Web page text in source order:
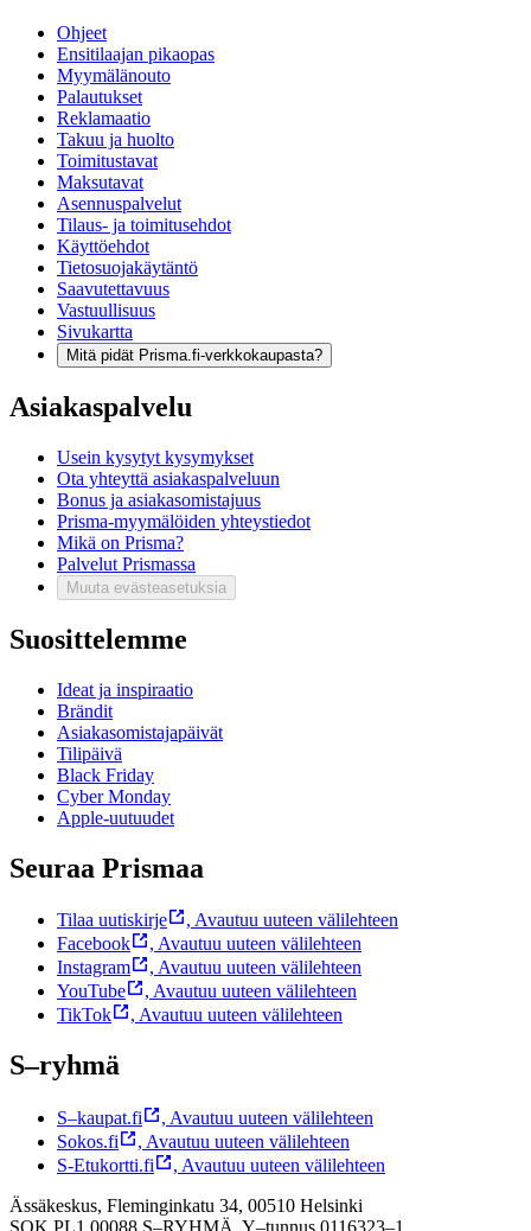
Ohjeet
Ensitilaajan pikaopas
Myymälänouto
Palautukset
Reklamaatio
Takuu ja huolto
Toimitustavat
Maksutavat
Asennuspalvelut
Tilaus- ja toimitusehdot
Käyttöehdot
Tietosuojakäytäntö
Saavutettavuus
Vastuullisuus
Sivukartta
Mitä pidät Prisma.fi-verkkokaupasta?
Asiakaspalvelu
Usein kysytyt kysymykset
Ota yhteyttä asiakaspalveluun
Bonus ja asiakasomistajuus
Prisma-myymälöiden yhteystiedot
Mikä on Prisma?
Palvelut Prismassa
Muuta evästeasetuksia
Suosittelemme
Ideat ja inspiraatio
Brändit
Asiakasomistajapäivät
Tilipäivä
Black Friday
Cyber Monday
Apple-uutuudet
Seuraa Prismaa
Tilaa uutiskirje , Avautuu uuteen välilehteen
Facebook
, Avautuu uuteen välilehteen
Instagram
, Avautuu uuteen välilehteen
YouTube
, Avautuu uuteen välilehteen
TikTok
, Avautuu uuteen välilehteen
S–ryhmä
S–kaupat.fi , Avautuu uuteen välilehteen
Sokos.fi
, Avautuu uuteen välilehteen
S-Etukortti.fi
, Avautuu uuteen välilehteen
Ässäkeskus, Fleminginkatu 34, 00510 Helsinki